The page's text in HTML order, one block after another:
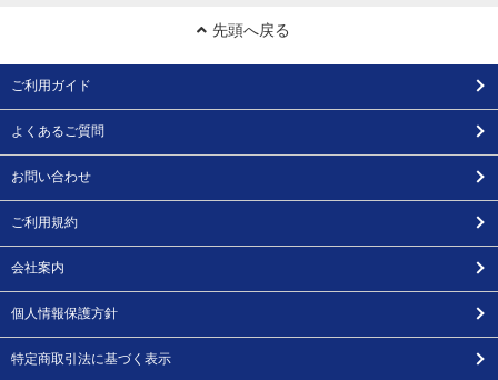
先頭へ戻る
ご利用ガイド
よくあるご質問
お問い合わせ
ご利用規約
会社案内
個人情報保護方針
特定商取引法に基づく表示